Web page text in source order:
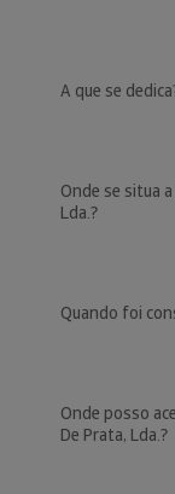
A que se
Onde se situa
Lda.?
Quando foi
Onde posso
De Prata, Lda.?